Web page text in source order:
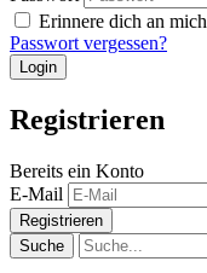
Erinnere dich an mich
Passwort vergessen?
Registrieren
Bereits ein Konto
E-Mail
Suche